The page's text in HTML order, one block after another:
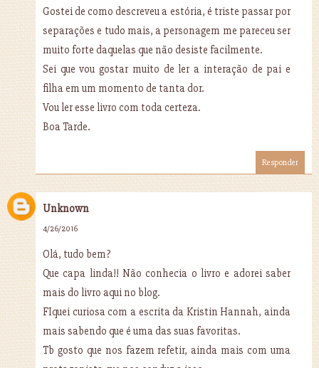
Gostei de como descreveu a estória, é triste passar por
separações e tudo mais, a personagem me pareceu ser
muito forte daquelas que não desiste facilmente.
Sei que vou gostar muito de ler a interação de pai e
filha em um momento de tanta dor.
Vou ler esse livro com toda certeza.
Boa Tarde.
Responder
Unknown
4/26/2016
Olá, tudo bem?
Que capa linda!! Não conhecia o livro e adorei saber
mais do livro aqui no blog.
FIquei curiosa com a escrita da Kristin Hannah, ainda
mais sabendo que é uma das suas favoritas.
Tb gosto que nos fazem refetir, ainda mais com uma